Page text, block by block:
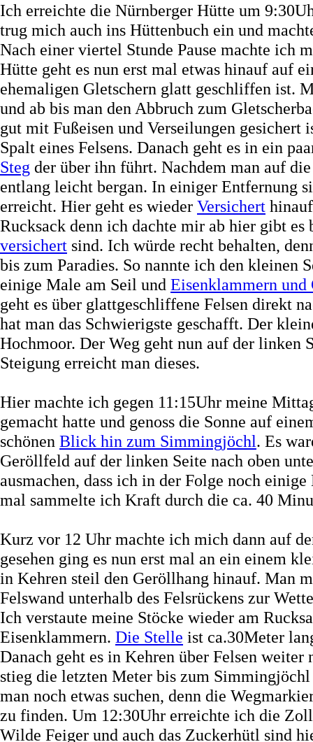
Ich erreichte die Nürnberger Hütte um
trug mich auch ins Hüttenbuch ein und
Nach einer viertel Stunde Pause machte ich
Hütte geht es nun erst mal etwas hinauf auf
ehemaligen Gletschern glatt geschliffen ist.
und ab bis man den Abbruch zum
gut mit Fußeisen und Verseilungen
Spalt eines Felsens. Danach geht es in ein
Steg der über ihn führt. Nachdem man auf
entlang leicht bergan. In einiger Entfernung
erreicht. Hier geht es wieder Versichert
Rucksack denn ich dachte mir ab hier gibt
versichert sind. Ich würde recht behalten,
bis zum Paradies. So nannte ich den kleinen
einige Male am Seil und Eisenklammern
geht es über glattgeschliffene Felsen direkt
hat man das Schwierigste geschafft. Der
Hochmoor. Der Weg geht nun auf der linken
Steigung erreicht man dieses.
Hier machte ich gegen 11:15Uhr meine
gemacht hatte und genoss die Sonne auf
schönen Blick hin zum Simmingjöchl. Es
Geröllfeld auf der linken Seite nach oben
ausmachen, dass ich in der Folge noch
mal sammelte ich Kraft durch die ca. 40
Kurz vor 12 Uhr machte ich mich dann auf
gesehen ging es nun erst mal an ein einem
in Kehren steil den Geröllhang hinauf. Man
Felswand unterhalb des Felsrückens zur
Ich verstaute meine Stöcke wieder am
Eisenklammern. Die Stelle ist ca.30Meter
Danach geht es in Kehren über Felsen
stieg die letzten Meter bis zum
man noch etwas suchen, denn die
zu finden. Um 12:30Uhr erreichte ich die
Wilde Feiger und auch das Zuckerhütl sind